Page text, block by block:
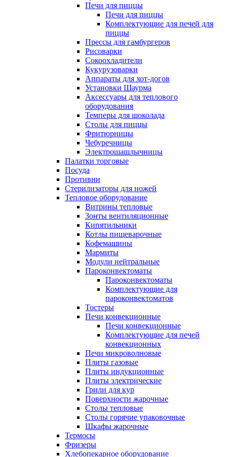
Печи для пиццы
Печи для пиццы
Комплектующие для печей для
пиццы
Прессы для гамбургеров
Рисоварки
Сокоохладители
Кукурузоварки
Аппараты для хот-догов
Установки Шаурма
Аксессуары для теплового
оборудования
Темперы для шоколада
Столы для пиццы
Фритюрницы
Чебуречницы
Электрошашлычницы
Палатки торговые
Посуда
Противни
Стерилизаторы для ножей
Тепловое оборудование
Витрины тепловые
Зонты вентиляционные
Кипятильники
Котлы пищеварочные
Кофемашины
Мармиты
Модули нейтральные
Пароконвектоматы
Пароконвектоматы
Комплектующие для
пароконвектоматов
Тостеры
Печи конвекционные
Печи конвекционные
Комплектующие для печей
конвекционных
Печи микроволновые
Плиты газовые
Плиты индукционные
Плиты электрические
Грили для кур
Поверхности жарочные
Столы тепловые
Столы горячие упаковочные
Шкафы жарочные
Термосы
Фризеры
Хлебопекарное оборудование